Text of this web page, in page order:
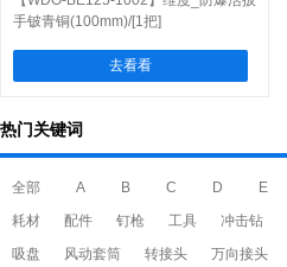
手铍青铜(100mm)/[1把]
去看看
热门关键词
全部 A B C D E
耗材
配件 钉枪 工具 冲击钻
吸盘
风动套筒 转接头 万向接头